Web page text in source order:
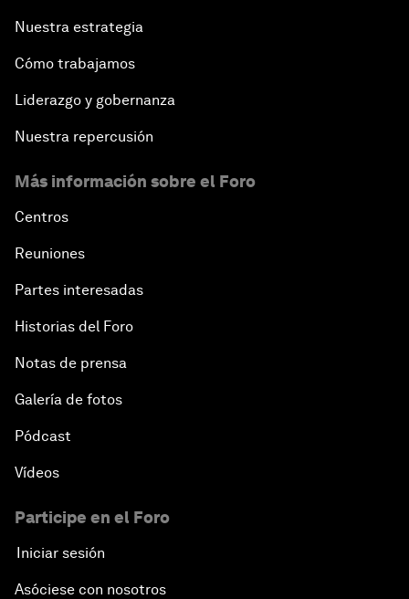
Nuestra estrategia
Cómo trabajamos
Liderazgo y gobernanza
Nuestra repercusión
Más información sobre el Foro
Centros
Reuniones
Partes interesadas
Historias del Foro
Notas de prensa
Galería de fotos
Pódcast
Vídeos
Participe en el Foro
Iniciar sesión
Asóciese con nosotros